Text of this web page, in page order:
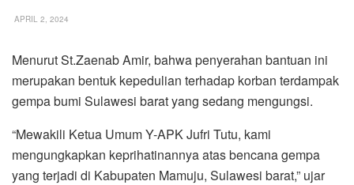
APRIL 2, 2024
Menurut St.Zaenab Amir, bahwa penyerahan bantuan ini
merupakan bentuk kepedulian terhadap korban terdampak
gempa bumi Sulawesi barat yang sedang mengungsi.
“Mewakili Ketua Umum Y-APK Jufri Tutu, kami
mengungkapkan keprihatinannya atas bencana gempa
yang terjadi di Kabupaten Mamuju, Sulawesi barat,” ujar